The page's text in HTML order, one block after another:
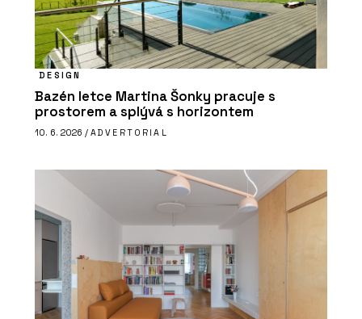
DESIGN
Bazén letce Martina Šonky pracuje s
prostorem a splývá s horizontem
10. 6. 2026 / ADVERTORIAL